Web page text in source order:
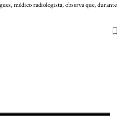
médico radiologista, observa que, durante